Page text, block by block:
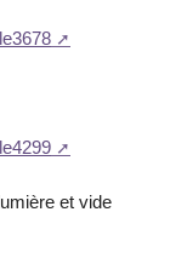
et vide